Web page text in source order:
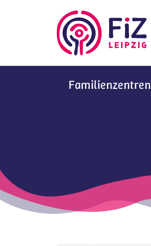
Familienzentren